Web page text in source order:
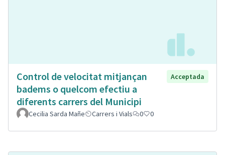
Control de velocitat mitjançan
badems o quelcom efectiu a
diferents carrers del Municipi
Acceptada
Cecilia Sarda Mañe Carrers i Vials 0 0